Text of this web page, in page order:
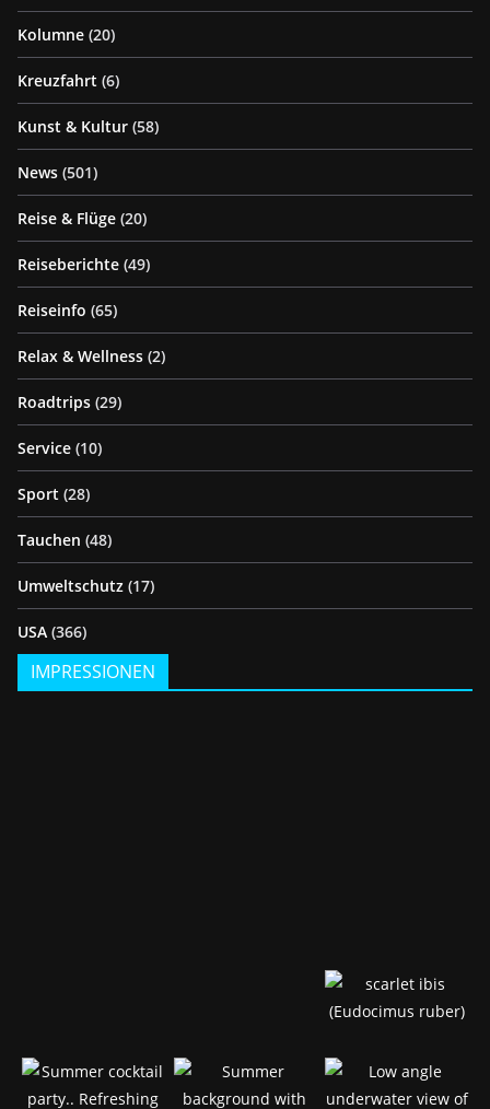
Kolumne (20)
Kreuzfahrt (6)
Kunst & Kultur (58)
News (501)
Reise & Flüge (20)
Reiseberichte (49)
Reiseinfo (65)
Relax & Wellness (2)
Roadtrips (29)
Service (10)
Sport (28)
Tauchen (48)
Umweltschutz (17)
USA (366)
IMPRESSIONEN